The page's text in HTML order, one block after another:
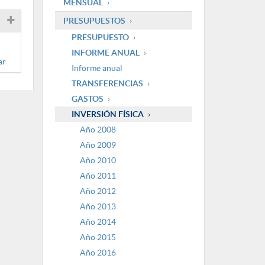
MENSUAL
PRESUPUESTOS
PRESUPUESTO
INFORME ANUAL
Informe anual
TRANSFERENCIAS
GASTOS
INVERSIÓN FÍSICA
Año 2008
Año 2009
Año 2010
Año 2011
Año 2012
Año 2013
Año 2014
Año 2015
Año 2016